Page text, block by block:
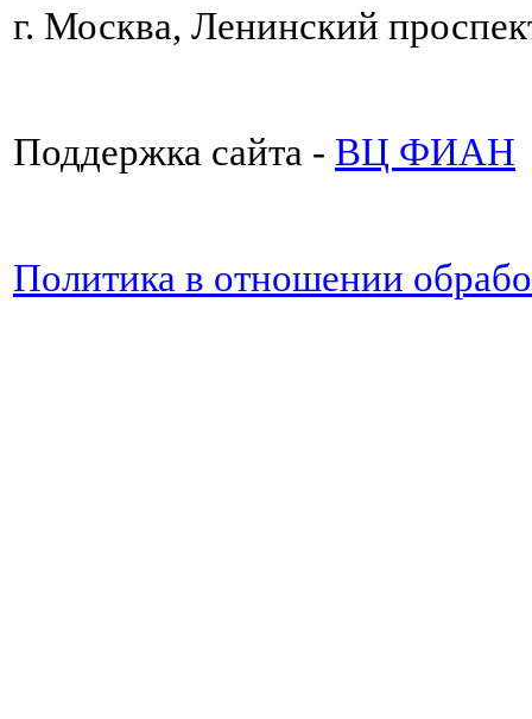
г. Москва, Ленинский
Поддержка сайта - ВЦ ФИАН
Политика в отношении